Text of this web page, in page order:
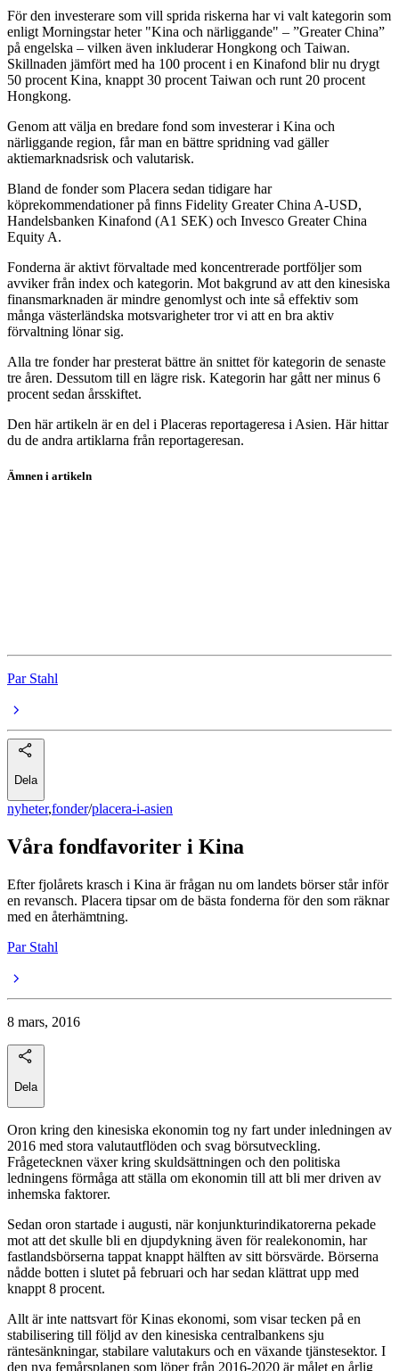
För den investerare som vill sprida riskerna har vi valt kategorin som
enligt Morningstar heter "Kina och närliggande" – ”Greater China”
på engelska – vilken även inkluderar Hongkong och Taiwan.
Skillnaden jämfört med ha 100 procent i en Kinafond blir nu drygt
50 procent Kina, knappt 30 procent Taiwan och runt 20 procent
Hongkong.
Genom att välja en bredare fond som investerar i Kina och
närliggande region, får man en bättre spridning vad gäller
aktiemarknadsrisk och valutarisk.
Bland de fonder som Placera sedan tidigare har
köprekommendationer på finns Fidelity Greater China A-USD,
Handelsbanken Kinafond (A1 SEK) och Invesco Greater China
Equity A.
Fonderna är aktivt förvaltade med koncentrerade portföljer som
avviker från index och kategorin. Mot bakgrund av att den kinesiska
finansmarknaden är mindre genomlyst och inte så effektiv som
många västerländska motsvarigheter tror vi att en bra aktiv
förvaltning lönar sig.
Alla tre fonder har presterat bättre än snittet för kategorin de senaste
tre åren. Dessutom till en lägre risk. Kategorin har gått ner minus 6
procent sedan årsskiftet.
Den här artikeln är en del i Placeras reportageresa i Asien. Här hittar
du de andra artiklarna från reportageresan.
Ämnen i artikeln
Par Stahl
Dela
nyheter,fonder/placera-i-asien
Våra fondfavoriter i Kina
Efter fjolårets krasch i Kina är frågan nu om landets börser står inför
en revansch. Placera tipsar om de bästa fonderna för den som räknar
med en återhämtning.
Par Stahl
8 mars, 2016
Dela
Oron kring den kinesiska ekonomin tog ny fart under inledningen av
2016 med stora valutautflöden och svag börsutveckling.
Frågetecknen växer kring skuldsättningen och den politiska
ledningens förmåga att ställa om ekonomin till att bli mer driven av
inhemska faktorer.
Sedan oron startade i augusti, när konjunkturindikatorerna pekade
mot att det skulle bli en djupdykning även för realekonomin, har
fastlandsbörserna tappat knappt hälften av sitt börsvärde. Börserna
nådde botten i slutet på februari och har sedan klättrat upp med
knappt 8 procent.
Allt är inte nattsvart för Kinas ekonomi, som visar tecken på en
stabilisering till följd av den kinesiska centralbankens sju
räntesänkningar, stabilare valutakurs och en växande tjänstesektor. I
den nya femårsplanen som löper från 2016-2020 är målet en årlig